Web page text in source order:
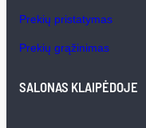
Prekių pristatymas
Prekių grąžinimas
SALONAS KLAIPĖDOJE